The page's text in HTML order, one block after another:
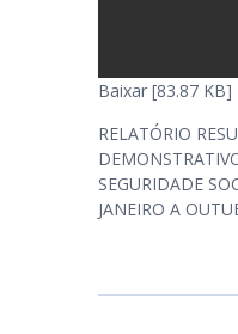
Baixar [83.87 KB]
RELATÓRIO
SEGURIDADE
JANEIRO A